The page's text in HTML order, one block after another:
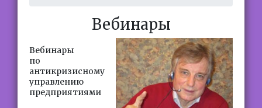
Вебинары
Вебинары
по
антикризисному
управлению
предприятиями